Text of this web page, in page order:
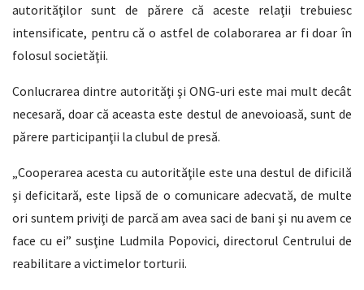
autorităţilor sunt de părere că aceste relaţii trebuiesc
intensificate, pentru că o astfel de colaborarea ar fi doar în
folosul societăţii.
Conlucrarea dintre autorităţi şi ONG-uri este mai mult decât
necesară, doar că aceasta este destul de anevoioasă, sunt de
părere participanţii la clubul de presă.
„Cooperarea acesta cu autorităţile este una destul de dificilă
şi deficitară, este lipsă de o comunicare adecvată, de multe
ori suntem priviţi de parcă am avea saci de bani şi nu avem ce
face cu ei” susţine Ludmila Popovici, directorul Centrului de
reabilitare a victimelor torturii.